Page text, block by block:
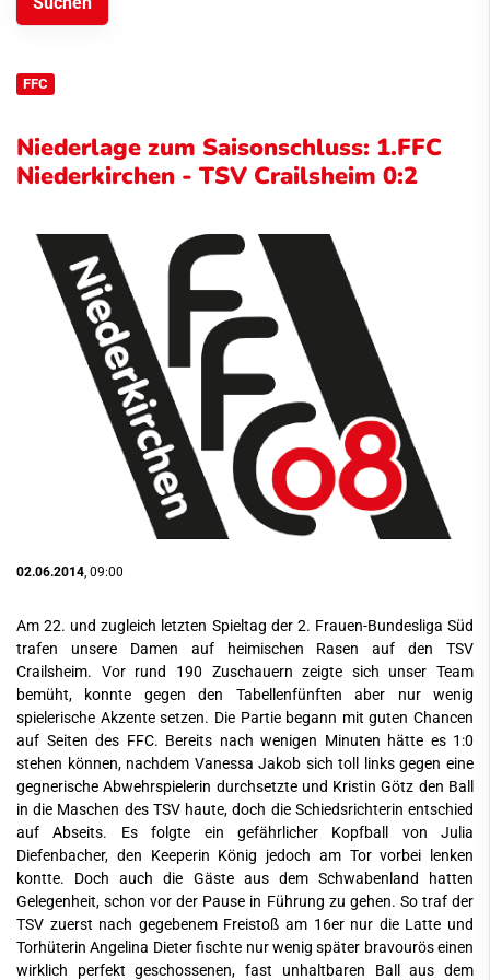
FFC
Niederlage zum Saisonschluss: 1.FFC
Niederkirchen - TSV Crailsheim 0:2
02.06.2014 , 09:00
Am 22. und zugleich letzten Spieltag der 2. Frauen-Bundesliga Süd
trafen unsere Damen auf heimischen Rasen auf den TSV
Crailsheim. Vor rund 190 Zuschauern zeigte sich unser Team
bemüht, konnte gegen den Tabellenfünften aber nur wenig
spielerische Akzente setzen. Die Partie begann mit guten Chancen
auf Seiten des FFC. Bereits nach wenigen Minuten hätte es 1:0
stehen können, nachdem Vanessa Jakob sich toll links gegen eine
gegnerische Abwehrspielerin durchsetzte und Kristin Götz den Ball
in die Maschen des TSV haute, doch die Schiedsrichterin entschied
auf Abseits. Es folgte ein gefährlicher Kopfball von Julia
Diefenbacher, den Keeperin König jedoch am Tor vorbei lenken
kontte. Doch auch die Gäste aus dem Schwabenland hatten
Gelegenheit, schon vor der Pause in Führung zu gehen. So traf der
TSV zuerst nach gegebenem Freistoß am 16er nur die Latte und
Torhüterin Angelina Dieter fischte nur wenig später bravourös einen
wirklich perfekt geschossenen, fast unhaltbaren Ball aus dem